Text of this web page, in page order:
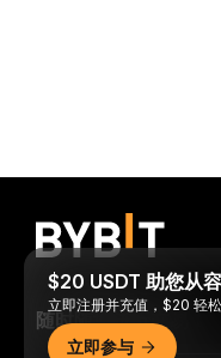
随时随地进行交易！
$20 USDT 助您从
立即注册并充值，$20 轻
立即参与